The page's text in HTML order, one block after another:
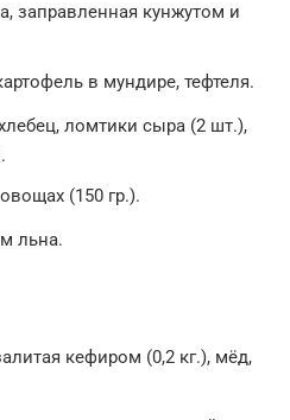
заправленная кунжутом и
в мундире, тефтеля.
ломтики сыра (2 шт.),
(150 гр.).
льна.
кефиром (0,2 кг.), мёд,